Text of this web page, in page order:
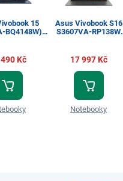
15
BQ4148W) +
Kč
Asus Vivobook S16
S3607VA-RP138W
17 997 Kč
Notebooky